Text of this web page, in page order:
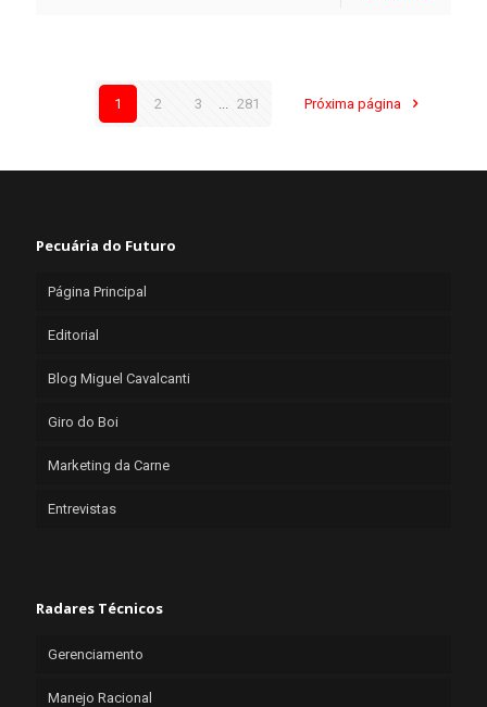
1 2 3 ... 281 Próxima página
Pecuária do Futuro
Página Principal
Editorial
Blog Miguel Cavalcanti
Giro do Boi
Marketing da Carne
Entrevistas
Radares Técnicos
Gerenciamento
Manejo Racional